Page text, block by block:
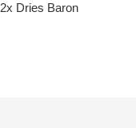
2x Dries Baron